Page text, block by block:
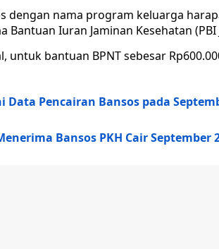
dengan nama program keluarga
Bantuan Iuran Jaminan Kesehatan (PBI
untuk bantuan BPNT sebesar
Data Pencairan Bansos pada
Bansos PKH Cair September